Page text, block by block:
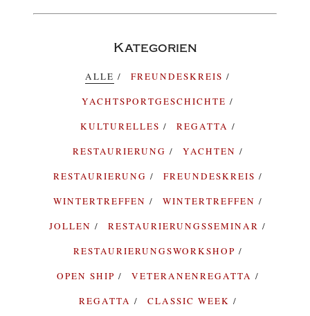
Kategorien
ALLE
FREUNDESKREIS
YACHTSPORTGESCHICHTE
KULTURELLES
REGATTA
RESTAURIERUNG
YACHTEN
RESTAURIERUNG
FREUNDESKREIS
WINTERTREFFEN
WINTERTREFFEN
JOLLEN
RESTAURIERUNGSSEMINAR
RESTAURIERUNGSWORKSHOP
OPEN SHIP
VETERANENREGATTA
REGATTA
CLASSIC WEEK